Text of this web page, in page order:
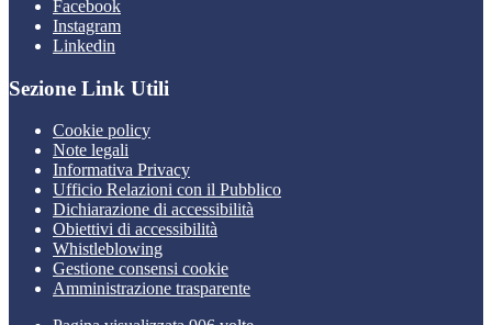
Facebook
Instagram
Linkedin
Sezione Link Utili
Cookie policy
Note legali
Informativa Privacy
Ufficio Relazioni con il Pubblico
Dichiarazione di accessibilità
Obiettivi di accessibilità
Whistleblowing
Gestione consensi cookie
Amministrazione trasparente